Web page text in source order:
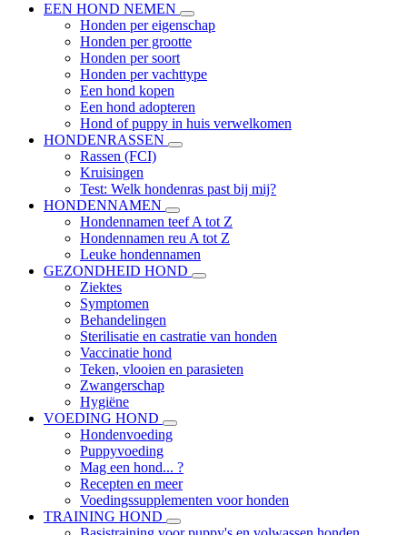
EEN HOND NEMEN
Honden per eigenschap
Honden per grootte
Honden per soort
Honden per vachttype
Een hond kopen
Een hond adopteren
Hond of puppy in huis verwelkomen
HONDENRASSEN
Rassen (FCI)
Kruisingen
Test: Welk hondenras past bij mij?
HONDENNAMEN
Hondennamen teef A tot Z
Hondennamen reu A tot Z
Leuke hondennamen
GEZONDHEID HOND
Ziektes
Symptomen
Behandelingen
Sterilisatie en castratie van honden
Vaccinatie hond
Teken, vlooien en parasieten
Zwangerschap
Hygiëne
VOEDING HOND
Hondenvoeding
Puppyvoeding
Mag een hond... ?
Recepten en meer
Voedingssupplementen voor honden
TRAINING HOND